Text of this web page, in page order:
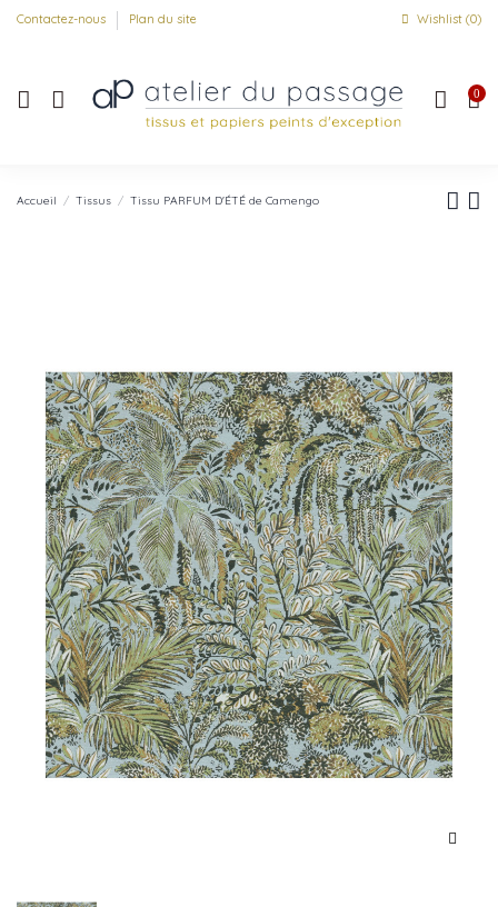
Contactez-nous Plan du site Wishlist (0)
0
Accueil Tissus Tissu PARFUM D'ÉTÉ de Camengo